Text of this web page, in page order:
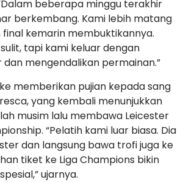
beberapa minggu terakhir
berkembang. Kami lebih matang
final kemarin membuktikannya.
tapi kami keluar dengan
mengendalikan permainan.”
memberikan pujian kepada sang
yang kembali menunjukkan
musim lalu membawa Leicester
“Pelatih kami luar biasa. Dia
dan langsung bawa trofi juga ke
tiket ke Liga Champions bikin
ujarnya.